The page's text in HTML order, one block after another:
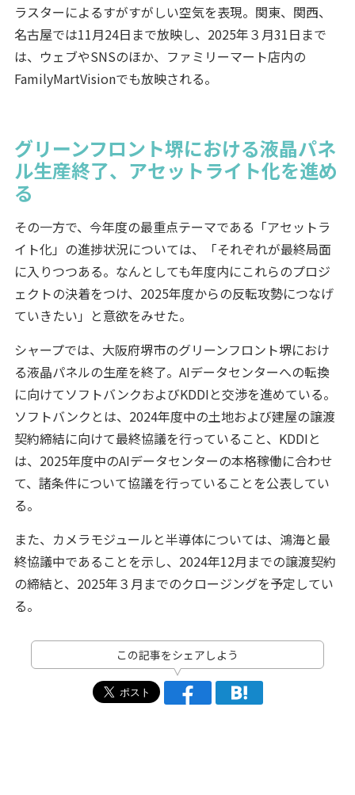
ラスターによるすがすがしい空気を表現。関東、関西、
名古屋では11月24日まで放映し、2025年３月31日まで
は、ウェブやSNSのほか、ファミリーマート店内の
FamilyMartVisionでも放映される。
グリーンフロント堺における液晶パネ
ル生産終了、アセットライト化を進め
る
その一方で、今年度の最重点テーマである「アセットラ
イト化」の進捗状況については、「それぞれが最終局面
に入りつつある。なんとしても年度内にこれらのプロジ
ェクトの決着をつけ、2025年度からの反転攻勢につなげ
ていきたい」と意欲をみせた。
シャープでは、大阪府堺市のグリーンフロント堺におけ
る液晶パネルの生産を終了。AIデータセンターへの転換
に向けてソフトバンクおよびKDDIと交渉を進めている。
ソフトバンクとは、2024年度中の土地および建屋の譲渡
契約締結に向けて最終協議を行っていること、KDDIと
は、2025年度中のAIデータセンターの本格稼働に合わせ
て、諸条件について協議を行っていることを公表してい
る。
また、カメラモジュールと半導体については、鴻海と最
終協議中であることを示し、2024年12月までの譲渡契約
の締結と、2025年３月までのクロージングを予定してい
る。
この記事をシェアしよう